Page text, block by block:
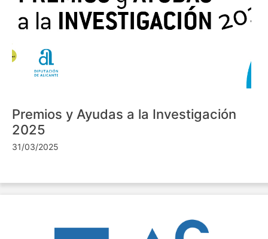
Premios y Ayudas a la Investigación
2025
31/03/2025